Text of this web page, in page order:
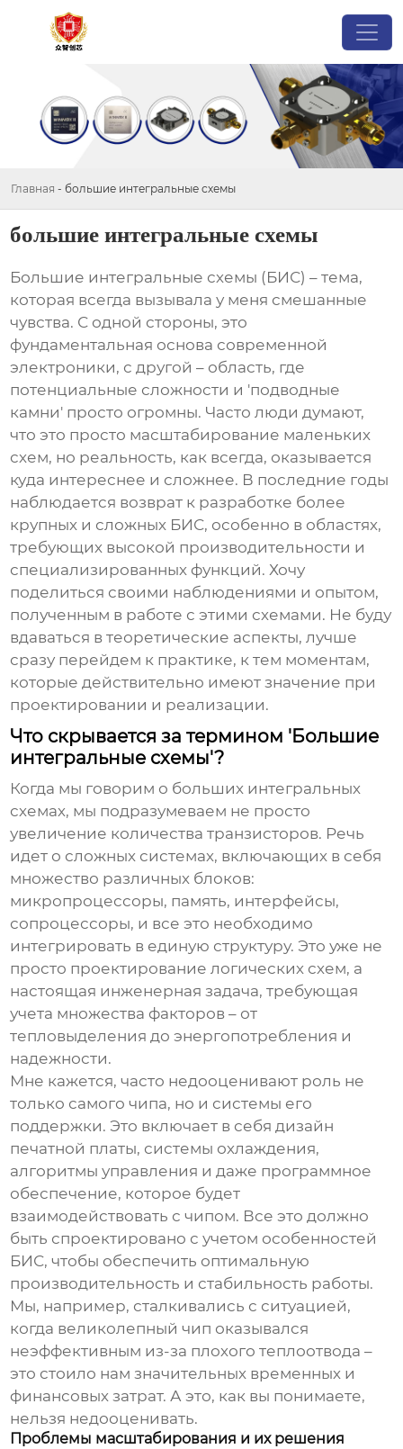
Главная - большие интегральные схемы
большие интегральные схемы
Большие интегральные схемы (БИС) – тема,
которая всегда вызывала у меня смешанные
чувства. С одной стороны, это
фундаментальная основа современной
электроники, с другой – область, где
потенциальные сложности и 'подводные
камни' просто огромны. Часто люди думают,
что это просто масштабирование маленьких
схем, но реальность, как всегда, оказывается
куда интереснее и сложнее. В последние годы
наблюдается возврат к разработке более
крупных и сложных БИС, особенно в областях,
требующих высокой производительности и
специализированных функций. Хочу
поделиться своими наблюдениями и опытом,
полученным в работе с этими схемами. Не буду
вдаваться в теоретические аспекты, лучше
сразу перейдем к практике, к тем моментам,
которые действительно имеют значение при
проектировании и реализации.
Что скрывается за термином 'Большие
интегральные схемы'?
Когда мы говорим о больших интегральных
схемах, мы подразумеваем не просто
увеличение количества транзисторов. Речь
идет о сложных системах, включающих в себя
множество различных блоков:
микропроцессоры, память, интерфейсы,
сопроцессоры, и все это необходимо
интегрировать в единую структуру. Это уже не
просто проектирование логических схем, а
настоящая инженерная задача, требующая
учета множества факторов – от
тепловыделения до энергопотребления и
надежности.
Мне кажется, часто недооценивают роль не
только самого чипа, но и системы его
поддержки. Это включает в себя дизайн
печатной платы, системы охлаждения,
алгоритмы управления и даже программное
обеспечение, которое будет
взаимодействовать с чипом. Все это должно
быть спроектировано с учетом особенностей
БИС, чтобы обеспечить оптимальную
производительность и стабильность работы.
Мы, например, сталкивались с ситуацией,
когда великолепный чип оказывался
неэффективным из-за плохого теплоотвода –
это стоило нам значительных временных и
финансовых затрат. А это, как вы понимаете,
нельзя недооценивать.
Проблемы масштабирования и их решения